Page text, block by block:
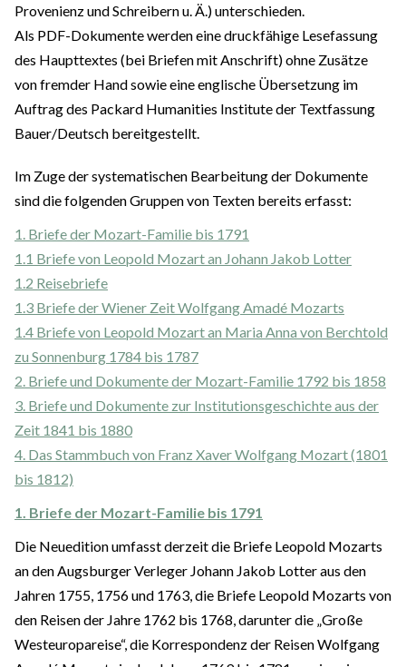
Provenienz und Schreibern u. Ä.) unterschieden.
Als PDF-Dokumente werden eine druckfähige Lesefassung
des Haupttextes (bei Briefen mit Anschrift) ohne Zusätze
von fremder Hand sowie eine englische Übersetzung im
Auftrag des Packard Humanities Institute der Textfassung
Bauer/Deutsch bereitgestellt.
Im Zuge der systematischen Bearbeitung der Dokumente
sind die folgenden Gruppen von Texten bereits erfasst:
1. Briefe der Mozart-Familie bis 1791
1.1 Briefe von Leopold Mozart an Johann Jakob Lotter
1.2 Reisebriefe
1.3 Briefe der Wiener Zeit Wolfgang Amadé Mozarts
1.4 Briefe von Leopold Mozart an Maria Anna von Berchtold
zu Sonnenburg 1784 bis 1787
2. Briefe und Dokumente der Mozart-Familie 1792 bis 1858
3. Briefe und Dokumente zur Institutionsgeschichte aus der
Zeit 1841 bis 1880
4. Das Stammbuch von Franz Xaver Wolfgang Mozart (1801
bis 1812)
1. Briefe der Mozart-Familie bis 1791
Die Neuedition umfasst derzeit die Briefe Leopold Mozarts
an den Augsburger Verleger Johann Jakob Lotter aus den
Jahren 1755, 1756 und 1763, die Briefe Leopold Mozarts von
den Reisen der Jahre 1762 bis 1768, darunter die „Große
Westeuropareise“, die Korrespondenz der Reisen Wolfgang